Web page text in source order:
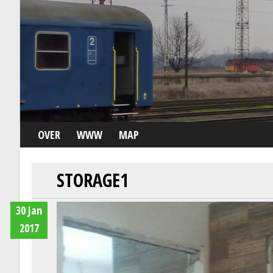
OVER WWW MAP
STORAGE1
30 Jan
2017